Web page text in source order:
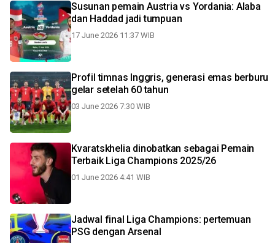
Susunan pemain Austria vs Yordania: Alaba
dan Haddad jadi tumpuan
17 June 2026 11:37 WIB
Profil timnas Inggris, generasi emas berburu
gelar setelah 60 tahun
03 June 2026 7:30 WIB
Kvaratskhelia dinobatkan sebagai Pemain
Terbaik Liga Champions 2025/26
01 June 2026 4:41 WIB
Jadwal final Liga Champions: pertemuan
PSG dengan Arsenal